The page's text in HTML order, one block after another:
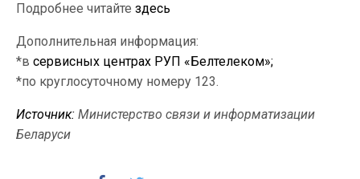
Подробнее читайте здесь
Дополнительная информация:
*в сервисных центрах РУП «Белтелеком»;
*по круглосуточному номеру 123.
Источник: Министерство связи и информатизации
Беларуси